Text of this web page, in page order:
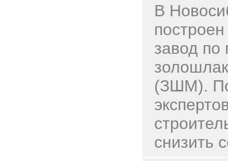
В
завод по
(ЗШМ).
снизить